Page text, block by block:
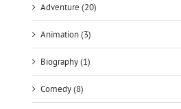
Adventure (20)
Animation (3)
Biography (1)
Comedy (8)